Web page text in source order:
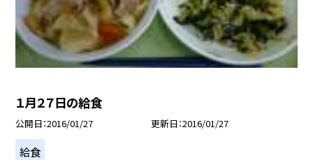
１月２７日の給食
公開日 2016/01/27 更新日 2016/01/27
給食